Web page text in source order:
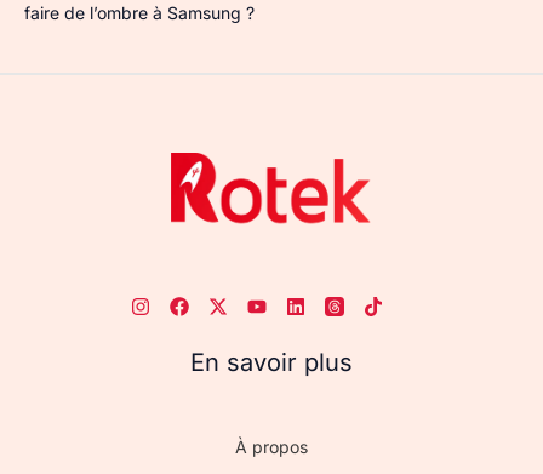
faire de l’ombre à Samsung ?
En savoir plus
À propos